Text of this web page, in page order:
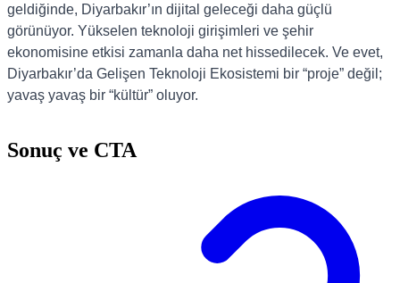
geldiğinde, Diyarbakır’ın dijital geleceği daha güçlü
görünüyor. Yükselen teknoloji girişimleri ve şehir
ekonomisine etkisi zamanla daha net hissedilecek. Ve evet,
Diyarbakır’da Gelişen Teknoloji Ekosistemi bir “proje” değil;
yavaş yavaş bir “kültür” oluyor.
Sonuç ve CTA